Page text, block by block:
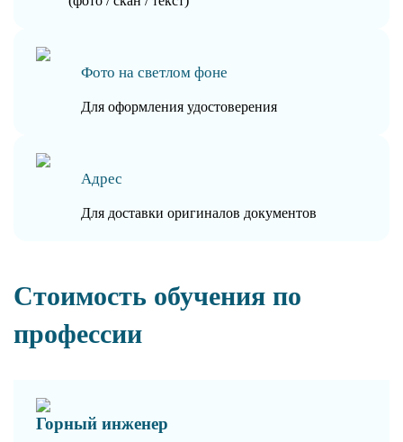
Фото на светлом фоне
Для оформления удостоверения
Адрес
Для доставки оригиналов документов
Стоимость обучения по
профессии
Горный инженер